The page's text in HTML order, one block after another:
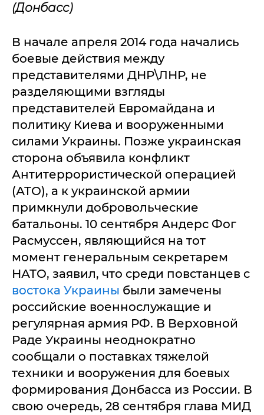
(Донбасс)
В начале апреля 2014 года начались
боевые действия между
представителями ДНР\ЛНР, не
разделяющими взгляды
представителей Евромайдана и
политику Киева и вооруженными
силами Украины. Позже украинская
сторона объявила конфликт
Антитеррористической операцией
(АТО), а к украинской армии
примкнули добровольческие
батальоны. 10 сентября Андерс Фог
Расмуссен, являющийся на тот
момент генеральным секретарем
НАТО, заявил, что среди повстанцев с
востока Украины были замечены
российские военнослужащие и
регулярная армия РФ. В Верховной
Раде Украины неоднократно
сообщали о поставках тяжелой
техники и вооружения для боевых
формирования Донбасса из России. В
свою очередь, 28 сентября глава МИД